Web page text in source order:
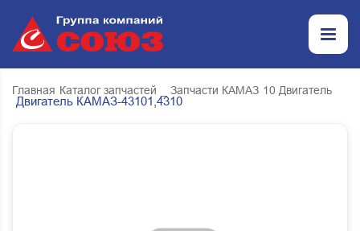
Главная Каталог запчастей _ Запчасти КАМАЗ 10 Двигатель
Двигатель КАМАЗ-43101,4310